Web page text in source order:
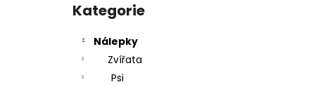
kategorie
Kategorie
Nálepky
Zvířata
Psi